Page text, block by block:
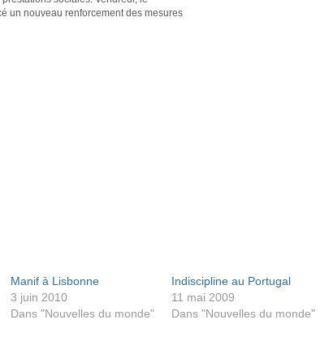
un nouveau renforcement des mesures
Manif à Lisbonne
3 juin 2010
Dans "Nouvelles du monde"
Indiscipline au Portugal
11 mai 2009
Dans "Nouvelles du monde"